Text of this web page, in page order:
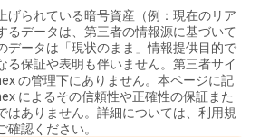
げられている暗号資産（例：現在のリア
るデータは、第三者の情報源に基づいて
データは「現状のまま」情報提供目的で
る保証や表明も伴いません。第三者サイ
の管理下にありません。本ページに記
によるその信頼性や正確性の保証また
はありません。詳細については、利用規
認ください。